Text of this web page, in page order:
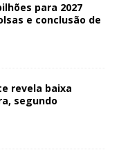
para 2027
e conclusão de
revela baixa
segundo